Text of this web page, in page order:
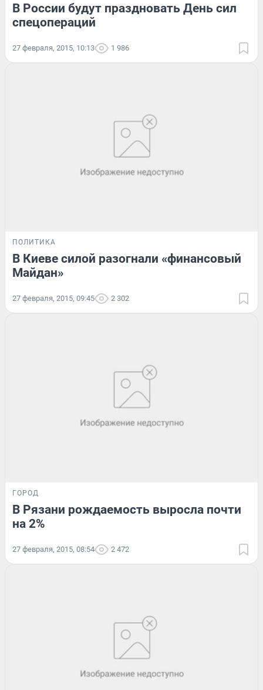
В России будут праздновать День сил
спецопераций
27 февраля, 2015, 10:13 1 986
ПОЛИТИКА
В Киеве силой разогнали «финансовый
Майдан»
27 февраля, 2015, 09:45 2 302
ГОРОД
В Рязани рождаемость выросла почти
на 2%
27 февраля, 2015, 08:54 2 472